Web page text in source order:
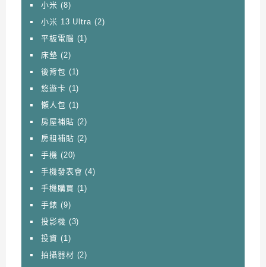
小米 (8)
小米 13 Ultra (2)
平板電腦 (1)
床墊 (2)
後背包 (1)
悠遊卡 (1)
懶人包 (1)
房屋補貼 (2)
房租補貼 (2)
手機 (20)
手機發表會 (4)
手機購買 (1)
手錶 (9)
投影機 (3)
投資 (1)
拍攝器材 (2)